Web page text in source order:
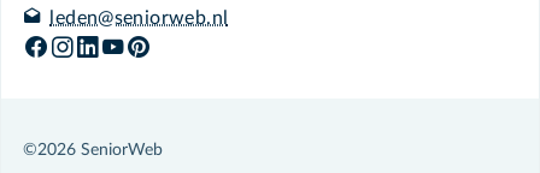
leden@seniorweb.nl
©2026 SeniorWeb